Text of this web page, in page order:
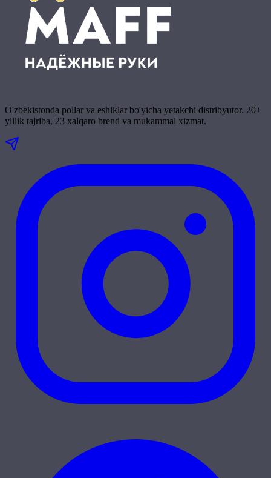
O'zbekistonda pollar va eshiklar bo'yicha yetakchi distribyutor. 20+
yillik tajriba, 23 xalqaro brend va mukammal xizmat.